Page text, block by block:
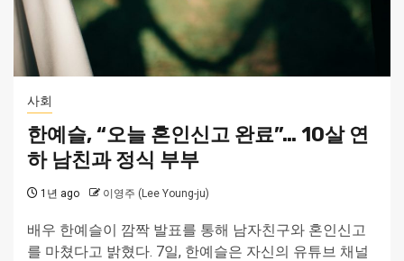
사회
한예슬, “오늘 혼인신고 완료”… 10살 연
하 남친과 정식 부부
1년 ago 이영주 (Lee Young-ju)
배우 한예슬이 깜짝 발표를 통해 남자친구와 혼인신고
를 마쳤다고 밝혔다. 7일, 한예슬은 자신의 유튜브 채널